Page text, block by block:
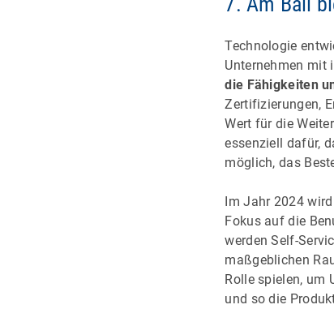
Technologie
Unternehmen mit
die Fähigkeiten
Zertifizierungen,
Wert für die
essenziell dafür,
möglich, das
Im Jahr 2024
Fokus auf die
werden Self-
maßgeblichen
Rolle spielen, um
und so die